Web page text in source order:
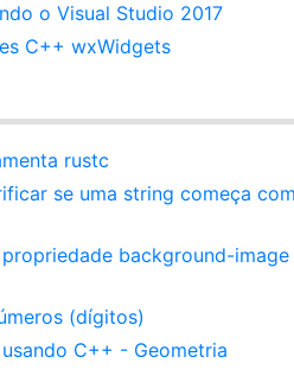
o Visual Studio 2017
C++ wxWidgets
rustc
se uma string começa com
background-image
(dígitos)
C++ - Geometria